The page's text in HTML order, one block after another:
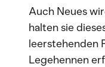
Auch Neues
halten sie
leerstehenden
Legehennen